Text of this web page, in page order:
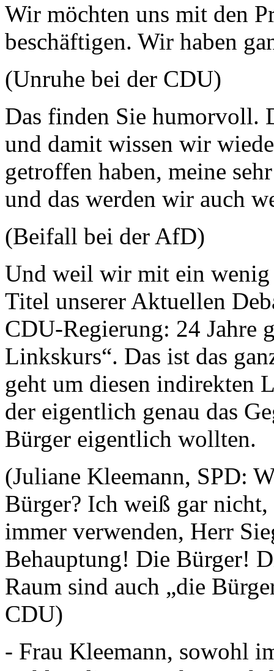
Wir möchten uns mit den
beschäftigen. Wir haben
(Unruhe bei der CDU)
Das finden Sie humorvoll.
und damit wissen wir
getroffen haben, meine
und das werden wir auch
(Beifall bei der AfD)
Und weil wir mit ein wenig
Titel unserer Aktuellen
CDU-Regierung: 24 Jahre
Linkskurs“. Das ist das
geht um diesen indirekten
der eigentlich genau das
Bürger eigentlich wollten.
(Juliane Kleemann, SPD:
Bürger? Ich weiß gar
immer verwenden, Herr
Behauptung! Die Bürger!
Raum sind auch „die
CDU)
- Frau Kleemann, sowohl